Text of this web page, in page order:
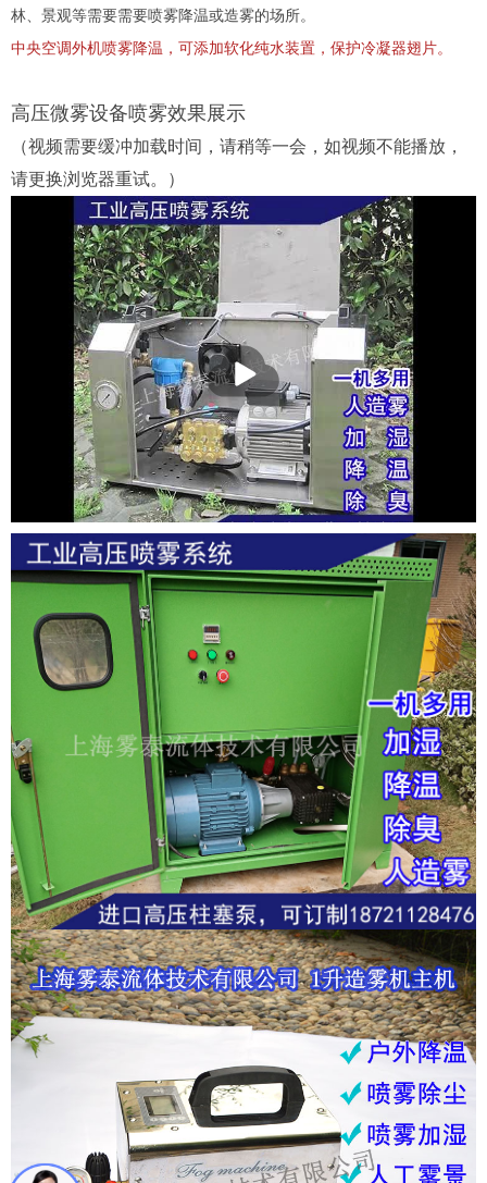
林、景观等需要需要喷雾降温或造雾的场所。
中央空调外机喷雾降温，可添加软化纯水装置，保护冷凝器翅片。
高压微雾设备喷雾效果展示
（视频需要缓冲加载时间，请稍等一会，如视频不能播放，
请更换浏览器重试。）